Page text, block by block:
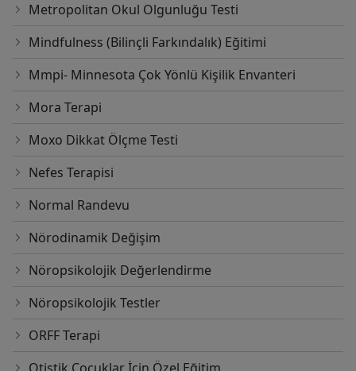
Metropolitan Okul Olgunluğu Testi
Mindfulness (Bilinçli Farkındalık) Eğitimi
Mmpi- Minnesota Çok Yönlü Kişilik Envanteri
Mora Terapi
Moxo Dikkat Ölçme Testi
Nefes Terapisi
Normal Randevu
Nörodinamik Değişim
Nöropsikolojik Değerlendirme
Nöropsikolojik Testler
ORFF Terapi